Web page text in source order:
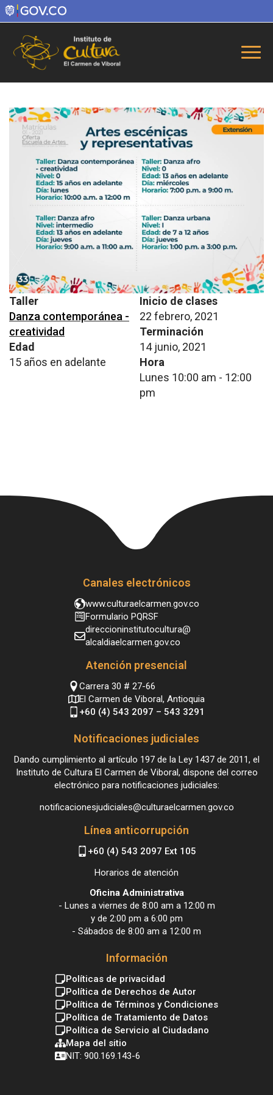
Taller
Danza contemporánea -
creatividad
Edad
15 años en adelante
Inicio de clases
22 febrero, 2021
Terminación
14 junio, 2021
Hora
Lunes 10:00 am - 12:00
pm
Canales electrónicos
www.culturaelcarmen.gov.co
Formulario PQRSF
direccioninstitutocultura@
alcaldiaelcarmen.gov.co
Atención presencial
Carrera 30 # 27-66
El Carmen de Viboral, Antioquia
+60 (4) 543 2097 – 543 3291
Notificaciones judiciales
Dando cumplimiento al artículo 197 de la Ley 1437 de 2011, el
Instituto de Cultura El Carmen de Viboral, dispone del correo
electrónico para notificaciones judiciales:
notificacionesjudiciales@culturaelcarmen.gov.co
Línea anticorrupción
+60 (4) 543 2097 Ext 105
Horarios de atención
Oficina Administrativa
- Lunes a viernes de 8:00 am a 12:00 m
y de 2:00 pm a 6:00 pm
- Sábados de 8:00 am a 12:00 m
Información
Políticas de privacidad
Política de Derechos de Autor
Política de Términos y Condiciones
Política de Tratamiento de Datos
Política de Servicio al Ciudadano
Mapa del sitio
NIT: 900.169.143-6